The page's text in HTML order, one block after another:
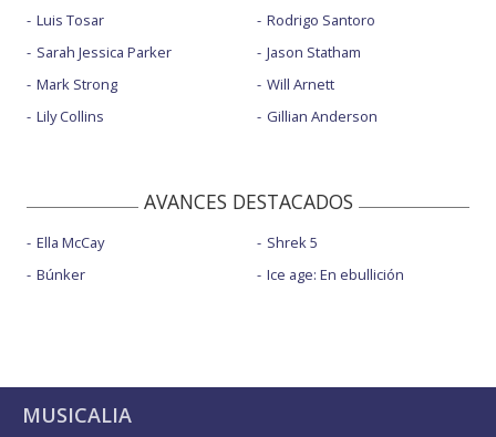
Luis Tosar
Sarah Jessica Parker
Mark Strong
Lily Collins
Rodrigo Santoro
Jason Statham
Will Arnett
Gillian Anderson
AVANCES DESTACADOS
Ella McCay
Búnker
Shrek 5
Ice age: En ebullición
MUSICALIA